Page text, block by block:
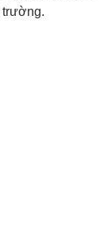
trường.